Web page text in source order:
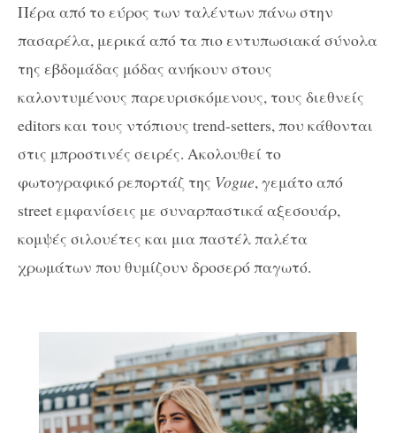
Πέρα από το εύρος των ταλέντων πάνω στην
πασαρέλα, μερικά από τα πιο εντυπωσιακά σύνολα
της εβδομάδας μόδας ανήκουν στoυς
καλοντυμένους παρευρισκόμενους, τους διεθνείς
editors και τους ντόπιους trend-setters, που κάθονται
στις μπροστινές σειρές. Ακολουθεί το
φωτογραφικό ρεπορτάζ της Vogue, γεμάτο από
street εμφανίσεις με συναρπαστικά αξεσουάρ,
κομψές σιλουέτες και μια παστέλ παλέτα
χρωμάτων που θυμίζουν δροσερό παγωτό.